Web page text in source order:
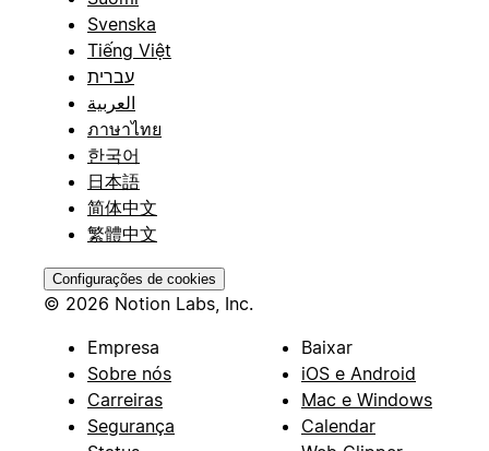
Svenska
Tiếng Việt
עברית
العربية
ภาษาไทย
한국어
日本語
简体中文
繁體中文
Configurações de cookies
© 2026 Notion Labs, Inc.
Empresa
Sobre nós
Carreiras
Segurança
Baixar
iOS e Android
Mac e Windows
Calendar